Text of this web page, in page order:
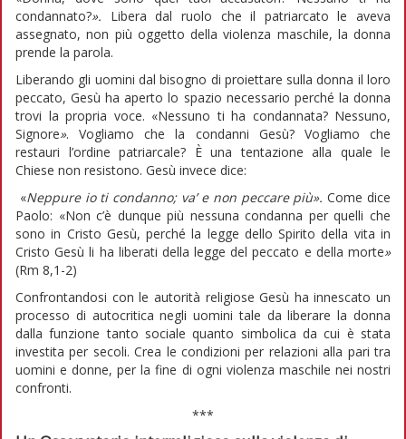
condannato?». Libera dal ruolo che il patriarcato le aveva
assegnato, non più oggetto della violenza maschile, la donna
prende la parola.
Liberando gli uomini dal bisogno di proiettare sulla donna il loro
peccato, Gesù ha aperto lo spazio necessario perché la donna
trovi la propria voce. «Nessuno ti ha condannata? Nessuno,
Signore». Vogliamo che la condanni Gesù? Vogliamo che
restauri l’ordine patriarcale? È una tentazione alla quale le
Chiese non resistono. Gesù invece dice:
«Neppure io ti condanno; va’ e non peccare più».Come dice
Paolo: «Non c’è dunque più nessuna condanna per quelli che
sono in Cristo Gesù, perché la legge dello Spirito della vita in
Cristo Gesù li ha liberati della legge del peccato e della morte»
(Rm 8,1-2)
Confrontandosi con le autorità religiose Gesù ha innescato un
processo di autocritica negli uomini tale da liberare la donna
dalla funzione tanto sociale quanto simbolica da cui è stata
investita per secoli. Crea le condizioni per relazioni alla pari tra
uomini e donne, per la fine di ogni violenza maschile nei nostri
confronti.
***